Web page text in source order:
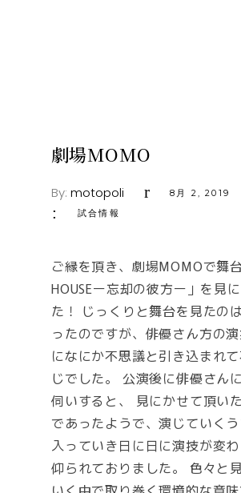
劇場MOMO
By: motopoli
8月 2, 2019
試合情報
ご縁を頂き、劇場MOMOで舞
HOUSEー忘却の彼方ー」を見
た！ じっくりと舞台を見たの
ったのですが、俳優さん方の
になにか不思議と引き込まれ
じでした。 公演後に俳優さん
伺いすると、 見にかせて頂い
であったようで、演じていく
入っていき日に日に演技が変
仰られておりました。 色々と